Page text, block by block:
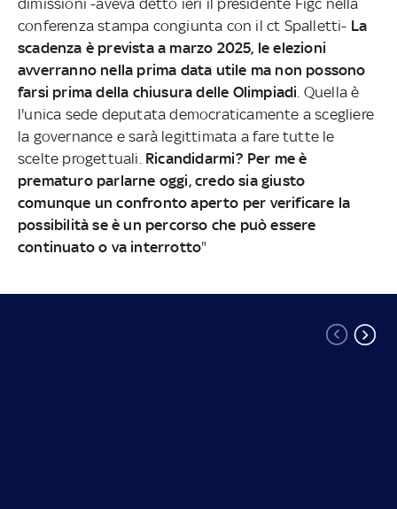
conferenza stampa congiunta con il ct Spalletti- La
scadenza è prevista a marzo 2025, le elezioni
avverranno nella prima data utile ma non possono
farsi prima della chiusura delle Olimpiadi . Quella è
l'unica sede deputata democraticamente a scegliere
la governance e sarà legittimata a fare tutte le
scelte progettuali. Ricandidarmi? Per me è
prematuro parlarne oggi, credo sia giusto
comunque un confronto aperto per verificare la
possibilità se è un percorso che può essere
continuato o va interrotto"